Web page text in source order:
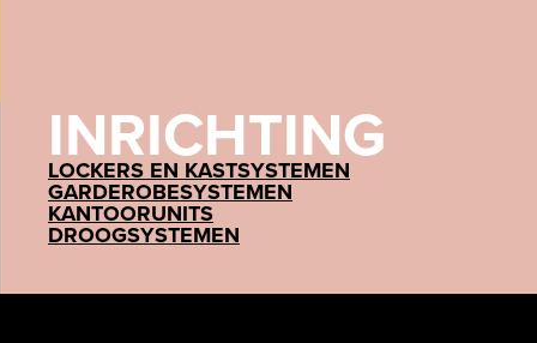
INRICHTING
LOCKERS EN KASTSYSTEMEN
GARDEROBESYSTEMEN
KANTOORUNITS
DROOGSYSTEMEN